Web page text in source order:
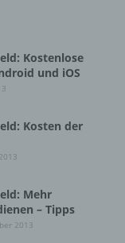
Kostenlose
und iOS
Kosten der
Mehr
– Tipps
2013
ist die: